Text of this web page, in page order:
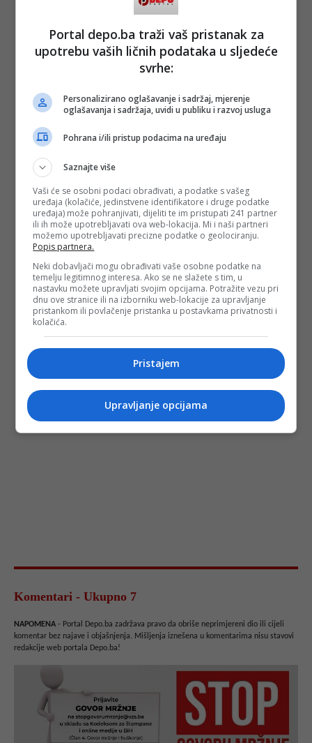
Komentari - Ukupno 7
NAPOMENA - Portal Depo.ba zadržava pravo da obriše neprimjereni dio ili cijeli
komentar bez najave i objašnjenja. Mišljenja iznešena u komentarima nisu stavovi
redakcije web portala Depo.ba!
Portal depo.ba traži vaš pristanak za
upotrebu vaših ličnih podataka u sljedeće
svrhe:
Personalizirano oglašavanje i sadržaj, mjerenje
oglašavanja i sadržaja, uvidi u publiku i razvoj usluga
Pohrana i/ili pristup podacima na uređaju
Saznajte više
Vaši će se osobni podaci obrađivati, a podatke s vašeg
uređaja (kolačiće, jedinstvene identifikatore i druge podatke
uređaja) može pohranjivati, dijeliti te im pristupati 241 partner
ili ih može upotrebljavati ova web-lokacija. Mi i naši partneri
možemo upotrebljavati precizne podatke o geolociranju.
Popis partnera.
Neki dobavljači mogu obrađivati vaše osobne podatke na
temelju legitimnog interesa. Ako se ne slažete s tim, u
nastavku možete upravljati svojim opcijama. Potražite vezu pri
dnu ove stranice ili na izborniku web-lokacije za upravljanje
pristankom ili povlačenje pristanka u postavkama privatnosti i
kolačića.
Pristajem
Upravljanje opcijama